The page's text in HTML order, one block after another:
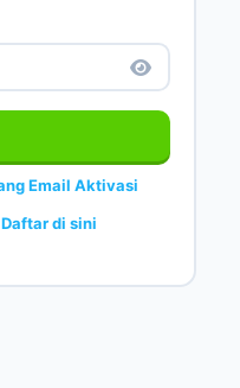
Email Aktivasi
Daftar di sini